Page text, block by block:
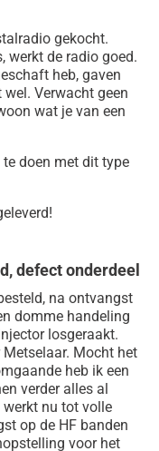
gekocht.
werkt de radio goed.
heb, gaven
Verwacht geen
wat je van een
doen met dit type
na ontvangst
domme handeling
losgeraakt.
Metselaar. Mocht het
heb ik een
verder alles al
nu tot volle
op de HF banden
voor het